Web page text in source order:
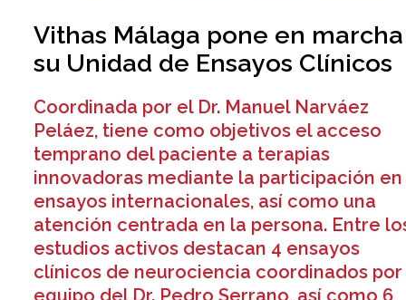
Vithas Málaga pone en marcha
su Unidad de Ensayos Clínicos
Coordinada por el Dr. Manuel Narváez
Peláez, tiene como objetivos el acceso
temprano del paciente a terapias
innovadoras mediante la participación en
ensayos internacionales, así como una
atención centrada en la persona. Entre
estudios activos destacan 4 ensayos
clínicos de neurociencia coordinados
equipo del Dr. Pedro Serrano, así como 6